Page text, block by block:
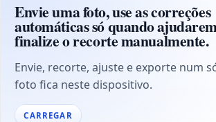
Envie uma foto, use as correções
automáticas só quando
finalize o recorte manualmente.
Envie, recorte, ajuste e exporte num
foto fica neste dispositivo.
CARREGAR